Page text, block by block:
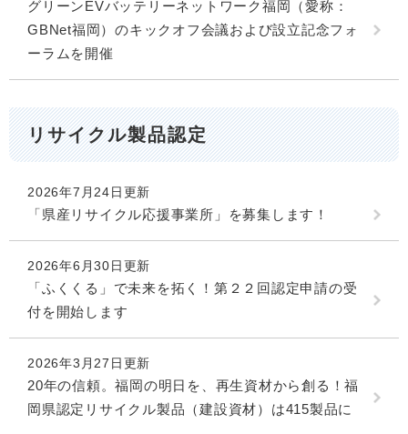
グリーンEVバッテリーネットワーク福岡（愛称：
GBNet福岡）のキックオフ会議および設立記念フォ
ーラムを開催
リサイクル製品認定
2026年7月24日更新
「県産リサイクル応援事業所」を募集します！
2026年6月30日更新
「ふくくる」で未来を拓く！第２２回認定申請の受
付を開始します
2026年3月27日更新
20年の信頼。福岡の明日を、再生資材から創る！福
岡県認定リサイクル製品（建設資材）は415製品に